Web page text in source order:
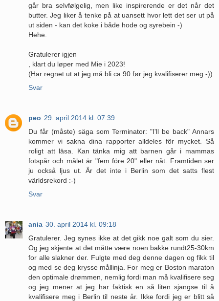
går bra selvfølgelig, men like inspirerende er det når det
butter. Jeg liker å tenke på at uansett hvor lett det ser ut på
ut siden - kan det koke i både hode og syrebein -)
Hehe.
Gratulerer igjen
, klart du løper med Mie i 2023!
(Har regnet ut at jeg må bli ca 90 før jeg kvalifiserer meg -))
Svar
peo 29. april 2014 kl. 07:39
Du får (måste) säga som Terminator: "I'll be back" Annars
kommer vi sakna dina rapporter alldeles för mycket. Så
roligt att läsa. Kan tänka mig att barnen går i mammas
fotspår och målet är "fem före 20" eller nåt. Framtiden ser
ju också ljus ut. Är det inte i Berlin som det satts flest
världsrekord :-)
Svar
ania 30. april 2014 kl. 09:18
Gratulerer. Jeg synes ikke at det gikk noe galt som du sier.
Og jeg skjente at det måtte være noen bakke rundt25-30km
for alle slakner der. Fulgte med deg denne dagen og fikk til
og med se deg krysse mållinja. For meg er Boston maraton
den optimale drømmen, nemlig fordi man må kvalifisere seg
og jeg mener at jeg har faktisk en så liten sjangse til å
kvalifisere meg i Berlin til neste år. Ikke fordi jeg er blitt så